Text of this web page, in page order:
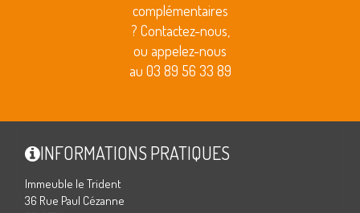
complémentaires
? Contactez-nous,
ou appelez-nous
au 03 89 56 33 89
INFORMATIONS PRATIQUES
Immeuble le Trident
36 Rue Paul Cézanne